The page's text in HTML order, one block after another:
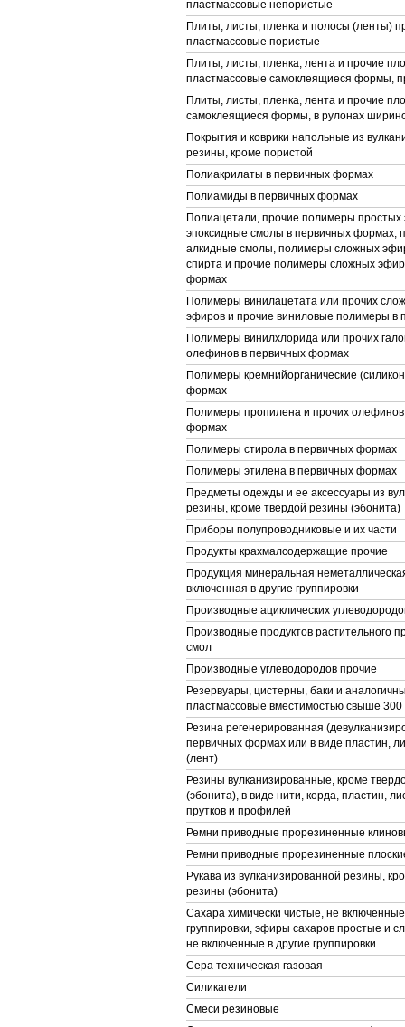
пластмассовые непористые
Плиты, листы, пленка и полосы (ленты)
пластмассовые пористые
Плиты, листы, пленка, лента и прочие
пластмассовые самоклеящиеся формы,
Плиты, листы, пленка, лента и прочие
самоклеящиеся формы, в рулонах
Покрытия и коврики напольные из
резины, кроме пористой
Полиакрилаты в первичных формах
Полиамиды в первичных формах
Полиацетали, прочие полимеры простых
эпоксидные смолы в первичных формах;
алкидные смолы, полимеры сложных
спирта и прочие полимеры сложных
формах
Полимеры винилацетата или прочих
эфиров и прочие виниловые полимеры в
Полимеры винилхлорида или прочих
олефинов в первичных формах
Полимеры кремнийорганические
формах
Полимеры пропилена и прочих
формах
Полимеры стирола в первичных формах
Полимеры этилена в первичных формах
Предметы одежды и ее аксессуары из
резины, кроме твердой резины (эбонита)
Приборы полупроводниковые и их части
Продукты крахмалсодержащие прочие
Продукция минеральная
включенная в другие группировки
Производные ациклических
Производные продуктов растительного
смол
Производные углеводородов прочие
Резервуары, цистерны, баки и
пластмассовые вместимостью свыше 300
Резина регенерированная
первичных формах или в виде пластин,
(лент)
Резины вулканизированные, кроме
(эбонита), в виде нити, корда, пластин,
прутков и профилей
Ремни приводные прорезиненные
Ремни приводные прорезиненные
Рукава из вулканизированной резины,
резины (эбонита)
Сахара химически чистые, не включенные
группировки, эфиры сахаров простые и
не включенные в другие группировки
Сера техническая газовая
Силикагели
Смеси резиновые